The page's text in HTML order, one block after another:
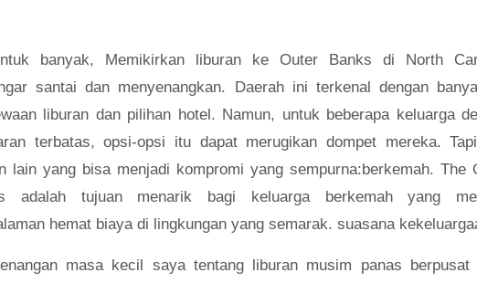
ntuk banyak, Memikirkan liburan ke Outer Banks di North
santai dan menyenangkan. Daerah ini terkenal dengan
liburan dan pilihan hotel. Namun, untuk beberapa keluarga
terbatas, opsi-opsi itu dapat merugikan dompet mereka.
lain yang bisa menjadi kompromi yang sempurna:berkemah. The
adalah tujuan menarik bagi keluarga berkemah yang
hemat biaya di lingkungan yang semarak. suasana
masa kecil saya tentang liburan musim panas berpusat